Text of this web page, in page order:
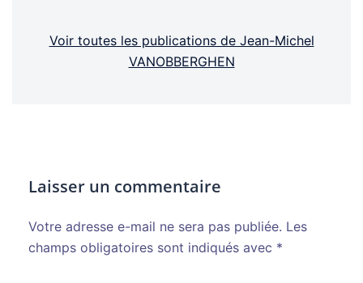
Voir toutes les publications de Jean-Michel
VANOBBERGHEN
Laisser un commentaire
Votre adresse e-mail ne sera pas publiée. Les
champs obligatoires sont indiqués avec *
Alternative: